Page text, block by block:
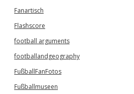
Fanartisch
Flashscore
football arguments
footballandgeography
FußballFanFotos
Fußballmuseen